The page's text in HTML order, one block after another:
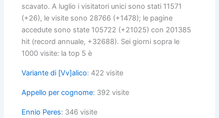
scavato. A luglio i visitatori unici sono stati 11571
(+26), le visite sono 28766 (+1478); le pagine
accedute sono state 105722 (+21025) con 201385
hit (record annuale, +32688). Sei giorni sopra le
1000 visite: la top 5 è
Variante di [Vv]alico: 422 visite
Appello per cognome: 392 visite
Ennio Peres: 346 visite